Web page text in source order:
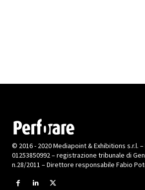
© 2016 - 2020 Mediapoint & Exhibitions s.r.l. –
01253850992 – registrazione tribunale di
n.28/2011 – Direttore responsabile Fabio